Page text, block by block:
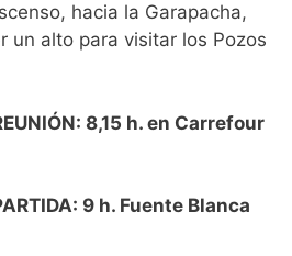
hacia la Garapacha,
un alto para visitar los Pozos
8,15 h. en Carrefour
9 h. Fuente Blanca